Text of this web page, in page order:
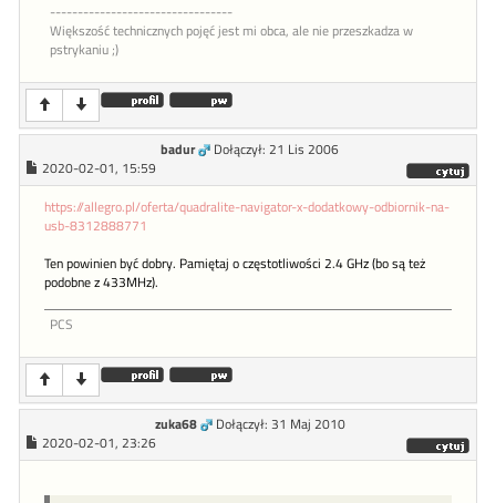
---------------------------------
Większość technicznych pojęć jest mi obca, ale nie przeszkadza w
pstrykaniu ;)
badur
Dołączył: 21 Lis 2006
2020-02-01, 15:59
https://allegro.pl/oferta/quadralite-navigator-x-dodatkowy-odbiornik-na-
usb-8312888771
Ten powinien być dobry. Pamiętaj o częstotliwości 2.4 GHz (bo są też
podobne z 433MHz).
PCS
zuka68
Dołączył: 31 Maj 2010
2020-02-01, 23:26